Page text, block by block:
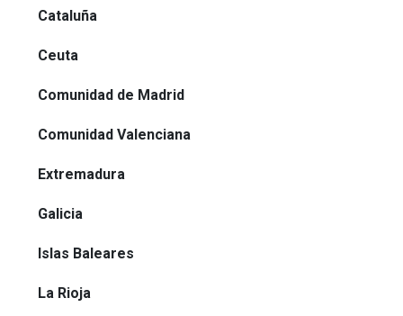
Cataluña
Ceuta
Comunidad de Madrid
Comunidad Valenciana
Extremadura
Galicia
Islas Baleares
La Rioja